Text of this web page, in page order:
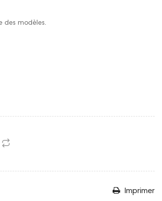
des modèles.
Imprimer